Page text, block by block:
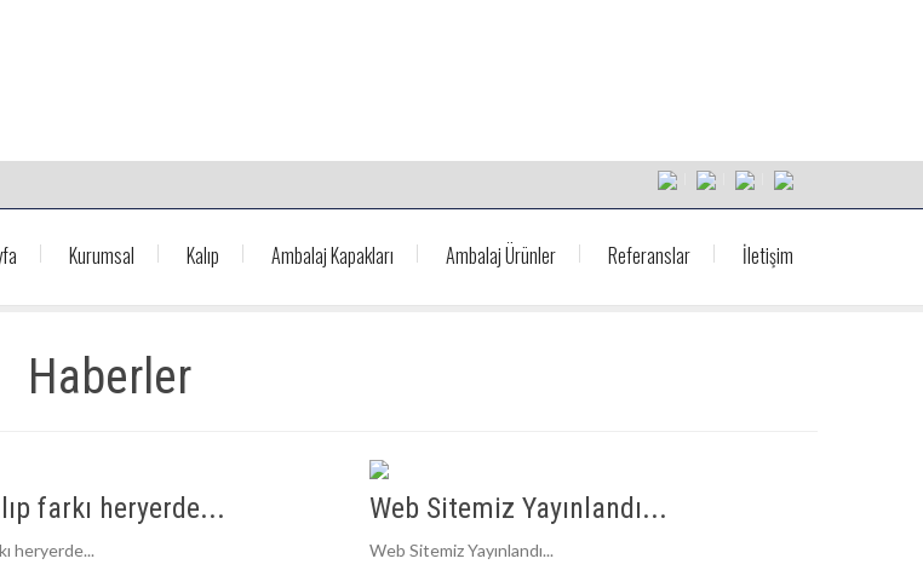
Kurumsal Kalıp Ambalaj Kapakları Ambalaj Ürünler Referanslar İletişim
Haberler
farkı heryerde...
heryerde...
Web Sitemiz Yayınlandı...
Web Sitemiz Yayınlandı...